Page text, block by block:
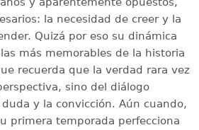
la necesidad de creer y la
Quizá por eso su dinámica
más memorables de la historia
recuerda que la verdad rara vez
sino del diálogo
y la convicción. Aún cuando,
primera temporada perfecciona